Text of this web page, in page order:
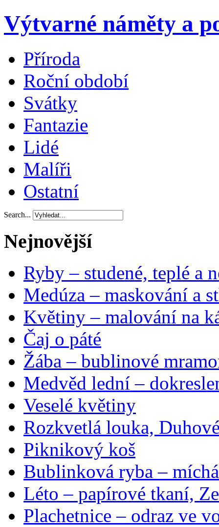
Výtvarné náměty a
Příroda
Roční období
Svátky
Fantazie
Lidé
Malíři
Ostatní
Search...
Nejnovější
Ryby – studené, teplé a
Medúza – maskování a
Květiny – malování na
Čaj o páté
Žába – bublinové
Medvěd lední –
Veselé květiny
Rozkvetlá louka,
Piknikový koš
Bublinková ryba –
Léto – papírové tkaní,
Plachetnice – odraz ve